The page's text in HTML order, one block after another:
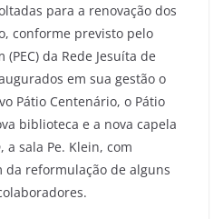
para a renovação dos
conforme previsto pelo
da Rede Jesuíta de
em sua gestão o
Pátio Centenário, o Pátio
biblioteca e a nova capela
, a sala Pe. Klein, com
da reformulação de alguns